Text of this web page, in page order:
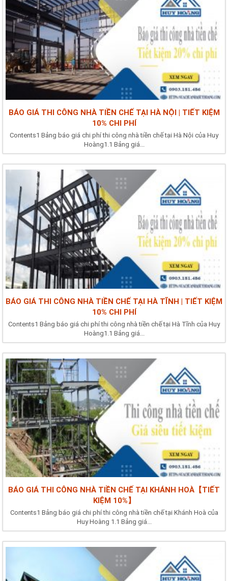
BÁO GIÁ THI CÔNG NHÀ TIỀN CHẾ TẠI HÀ NỘI | TIẾT KIỆM
10% CHI PHÍ
Contents1 Bảng báo giá chi phí thi công nhà tiền chế tại Hà Nội của Huy
Hoàng1.1 Bảng giá...
BÁO GIÁ THI CÔNG NHÀ TIỀN CHẾ TẠI HÀ TĨNH | TIẾT KIỆM
10% CHI PHÍ
Contents1 Bảng báo giá chi phí thi công nhà tiền chế tại Hà Tĩnh của Huy
Hoàng1.1 Bảng giá...
BÁO GIÁ THI CÔNG NHÀ TIỀN CHẾ TẠI KHÁNH HOÀ【TIẾT
KIỆM 10%】
Contents1 Bảng báo giá chi phí thi công nhà tiền chế tại Khánh Hoà của
Huy Hoàng 1.1 Bảng giá...